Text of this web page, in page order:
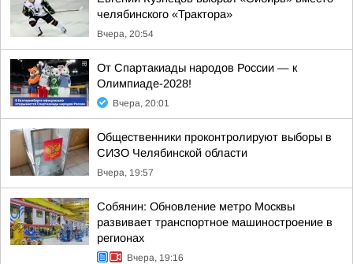
челябинского «Трактора»
Вчера, 20:54
От Спартакиады народов России — к
Олимпиаде-2028!
Вчера, 20:01
Общественники проконтролируют выборы в
СИЗО Челябинской области
Вчера, 19:57
Собянин: Обновление метро Москвы
развивает транспортное машиностроение в
регионах
Вчера, 19:16